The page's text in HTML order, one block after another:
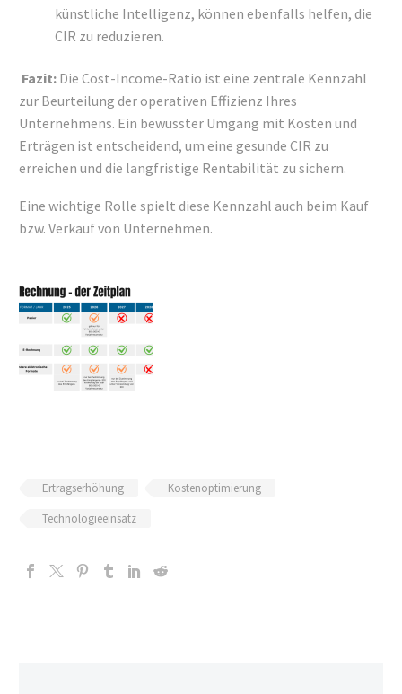
künstliche Intelligenz, können ebenfalls helfen, die
CIR zu reduzieren.
Fazit: Die Cost-Income-Ratio ist eine zentrale Kennzahl
zur Beurteilung der operativen Effizienz Ihres
Unternehmens. Ein bewusster Umgang mit Kosten und
Erträgen ist entscheidend, um eine gesunde CIR zu
erreichen und die langfristige Rentabilität zu sichern.
Eine wichtige Rolle spielt diese Kennzahl auch beim Kauf
bzw. Verkauf von Unternehmen.
Ertragserhöhung
Kostenoptimierung
Technologieeinsatz